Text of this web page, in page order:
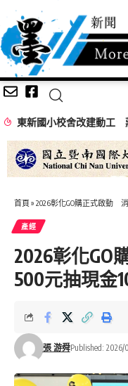
首頁 » 2026彰化GO購正式啟動 消
產經
2026彰化
500元抽現金
張 游舜Published: 2026/